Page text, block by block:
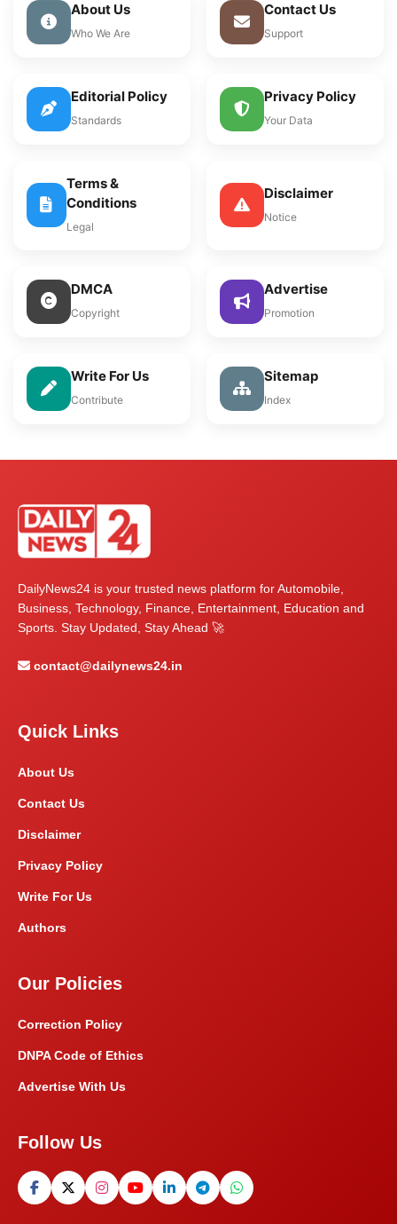
About Us
Who We Are
Contact Us
Support
Editorial Policy
Standards
Privacy Policy
Your Data
Terms &
Conditions
Legal
Disclaimer
Notice
DMCA
Copyright
Advertise
Promotion
Write For Us
Contribute
Sitemap
Index
DailyNews24 is your trusted news platform for Automobile,
Business, Technology, Finance, Entertainment, Education and
Sports. Stay Updated, Stay Ahead 🚀
contact@dailynews24.in
Quick Links
About Us
Contact Us
Disclaimer
Privacy Policy
Write For Us
Authors
Our Policies
Correction Policy
DNPA Code of Ethics
Advertise With Us
Follow Us